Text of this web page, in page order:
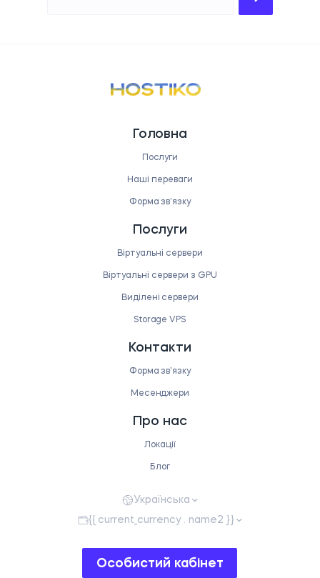
Головна
Послуги
Наші переваги
Форма звʼязку
Послуги
Віртуальні сервери
Віртуальні сервери з GPU
Виділені сервери
Storage VPS
Контакти
Форма звʼязку
Месенджери
Про нас
Локації
Блог
Українська
{{ current_currency . name2 }}
Особистий кабінет